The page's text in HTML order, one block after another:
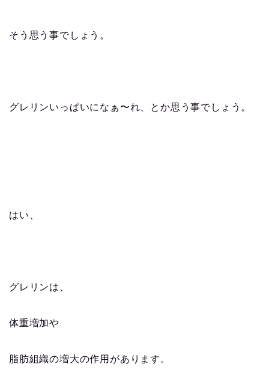
そう思う事でしょう。
グレリンいっぱいになぁ〜れ、とか思う事でしょう。
はい、
グレリンは、
体重増加や
脂肪組織の増大の作用があります。